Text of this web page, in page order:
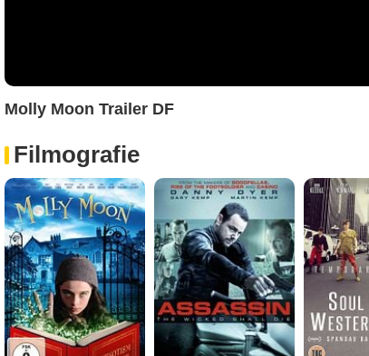
Molly Moon Trailer DF
Filmografie